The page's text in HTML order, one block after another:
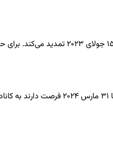
کسانی که در حال حاضر دارای مجوز